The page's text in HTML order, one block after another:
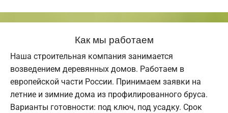
Как мы работаем
Наша строительная компания занимается
возведением деревянных домов. Работаем в
европейской части России. Принимаем заявки на
летние и зимние дома из профилированного бруса.
Варианты готовности: под ключ, под усадку. Срок